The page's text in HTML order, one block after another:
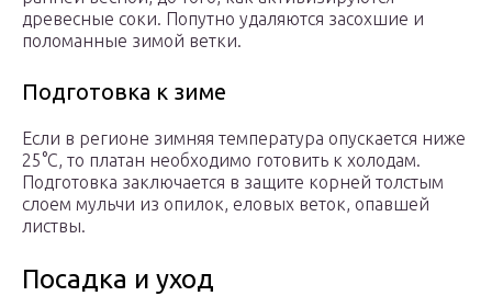
древесные соки. Попутно удаляются засохшие и
поломанные зимой ветки.
Подготовка к зиме
Если в регионе зимняя температура опускается ниже
25°С, то платан необходимо готовить к холодам.
Подготовка заключается в защите корней толстым
слоем мульчи из опилок, еловых веток, опавшей
листвы.
Посадка и уход